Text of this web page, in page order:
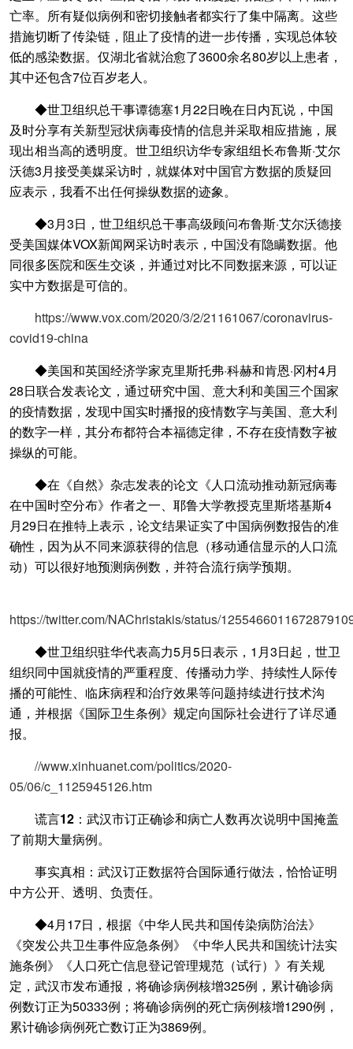
亡率。所有疑似病例和密切接触者都实行了集中隔离。这些
措施切断了传染链，阻止了疫情的进一步传播，实现总体较
低的感染数据。仅湖北省就治愈了3600余名80岁以上患者，
其中还包含7位百岁老人。
◆世卫组织总干事谭德塞1月22日晚在日内瓦说，中国
及时分享有关新型冠状病毒疫情的信息并采取相应措施，展
现出相当高的透明度。世卫组织访华专家组组长布鲁斯·艾尔
沃德3月接受美媒采访时，就媒体对中国官方数据的质疑回
应表示，我看不出任何操纵数据的迹象。
◆3月3日，世卫组织总干事高级顾问布鲁斯·艾尔沃德接
受美国媒体VOX新闻网采访时表示，中国没有隐瞒数据。他
同很多医院和医生交谈，并通过对比不同数据来源，可以证
实中方数据是可信的。
https://www.vox.com/2020/3/2/21161067/coronavirus-
covid19-china
◆美国和英国经济学家克里斯托弗·科赫和肯恩·冈村4月
28日联合发表论文，通过研究中国、意大利和美国三个国家
的疫情数据，发现中国实时播报的疫情数字与美国、意大利
的数字一样，其分布都符合本福德定律，不存在疫情数字被
操纵的可能。
◆在《自然》杂志发表的论文《人口流动推动新冠病毒
在中国时空分布》作者之一、耶鲁大学教授克里斯塔基斯4
月29日在推特上表示，论文结果证实了中国病例数报告的准
确性，因为从不同来源获得的信息（移动通信显示的人口流
动）可以很好地预测病例数，并符合流行病学预期。
https://twitter.com/NAChristakis/status/
◆世卫组织驻华代表高力5月5日表示，1月3日起，世卫
组织同中国就疫情的严重程度、传播动力学、持续性人际传
播的可能性、临床病程和治疗效果等问题持续进行技术沟
通，并根据《国际卫生条例》规定向国际社会进行了详尽通
报。
//www.xinhuanet.com/politics/2020-
05/06/c_1125945126.htm
谎言12：武汉市订正确诊和病亡人数再次说明中国掩盖
了前期大量病例。
事实真相：武汉订正数据符合国际通行做法，恰恰证明
中方公开、透明、负责任。
◆4月17日，根据《中华人民共和国传染病防治法》
《突发公共卫生事件应急条例》《中华人民共和国统计法实
施条例》《人口死亡信息登记管理规范（试行）》有关规
定，武汉市发布通报，将确诊病例核增325例，累计确诊病
例数订正为50333例；将确诊病例的死亡病例核增1290例，
累计确诊病例死亡数订正为3869例。